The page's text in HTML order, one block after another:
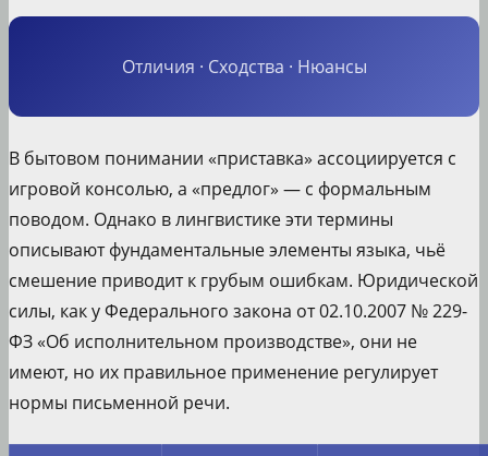
Отличия · Сходства · Нюансы
В бытовом понимании «приставка» ассоциируется с
игровой консолью, а «предлог» — с формальным
поводом. Однако в лингвистике эти термины
описывают фундаментальные элементы языка, чьё
смешение приводит к грубым ошибкам. Юридической
силы, как у Федерального закона от 02.10.2007 № 229-
ФЗ «Об исполнительном производстве», они не
имеют, но их правильное применение регулирует
нормы письменной речи.